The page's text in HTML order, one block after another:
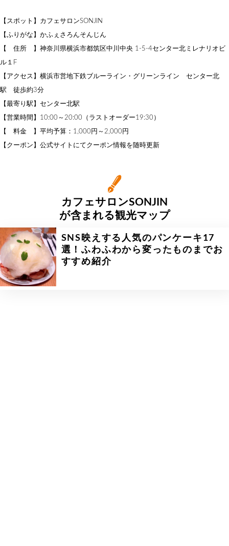
【スポット】カフェサロンSONJIN
【ふりがな】かふぇさろんそんじん
【 住所 】神奈川県横浜市都筑区中川中央 1-5-4センター北ミレナリオビ
ル１F
【アクセス】横浜市営地下鉄ブルーライン・グリーンライン センター北
駅 徒歩約3分
【最寄り駅】センター北駅
【営業時間】10:00～20:00（ラストオーダー19:30）
【 料金 】平均予算：1,000円～2,000円
【クーポン】公式サイトにてクーポン情報を随時更新
カフェサロンSONJIN
が含まれる観光マップ
SNS映えする人気のパンケーキ17
選！ふわふわから変ったものまでお
すすめ紹介